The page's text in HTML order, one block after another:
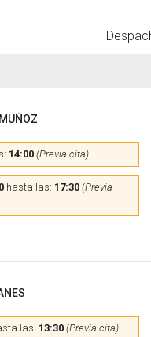
14:00 (Previa cita)
hasta las: 17:30 (Previa
las: 13:30 (Previa cita)